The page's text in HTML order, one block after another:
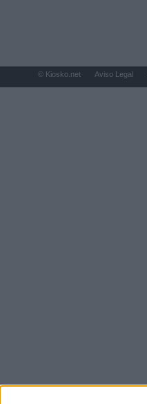
© Kiosko.net Aviso Legal